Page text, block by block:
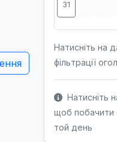
31
Натисніть на
фільтрації
Натисніть
щоб побачити
той день